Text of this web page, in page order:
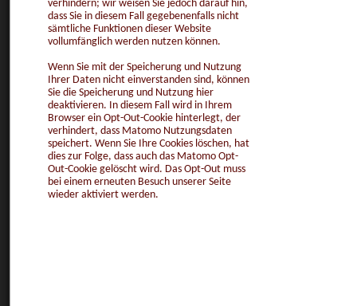
verhindern; wir weisen Sie jedoch darauf hin,
dass Sie in diesem Fall gegebenenfalls nicht
sämtliche Funktionen dieser Website
vollumfänglich werden nutzen können.
Wenn Sie mit der Speicherung und Nutzung
Ihrer Daten nicht einverstanden sind, können
Sie die Speicherung und Nutzung hier
deaktivieren. In diesem Fall wird in Ihrem
Browser ein Opt-Out-Cookie hinterlegt, der
verhindert, dass Matomo Nutzungsdaten
speichert. Wenn Sie Ihre Cookies löschen, hat
dies zur Folge, dass auch das Matomo Opt-
Out-Cookie gelöscht wird. Das Opt-Out muss
bei einem erneuten Besuch unserer Seite
wieder aktiviert werden.